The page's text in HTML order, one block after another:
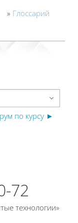
» Глоссарий
по курсу ►
72
технологии»